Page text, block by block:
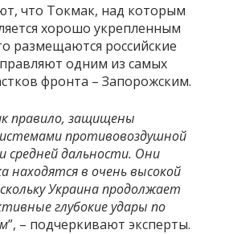
что Токмак, над которым
хорошо укрепленным
размещаются российские
одним из самых
фронта – Запорожским.
правило, защищены
противовоздушной
средней дальности. Они
находятся в очень высокой
Украина продолжает
глубокие удары по
”, – подчеркивают эксперты.